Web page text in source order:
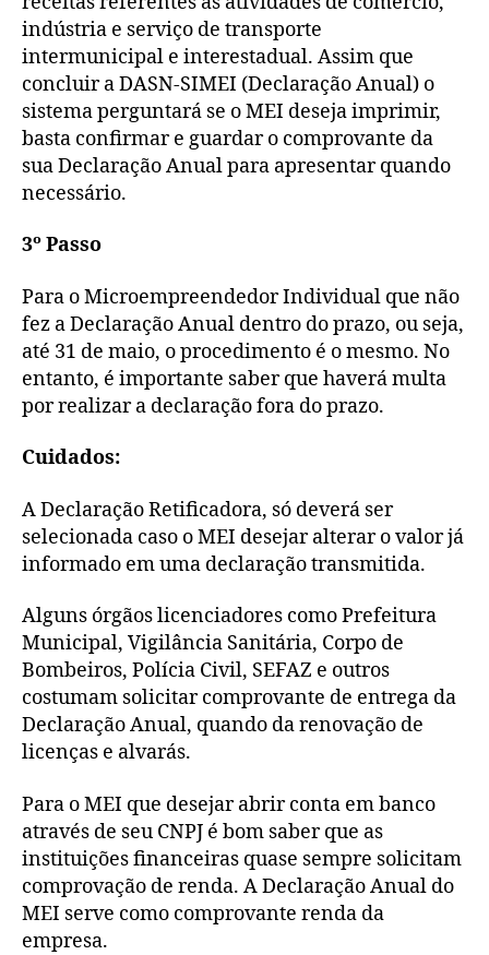
indústria e serviço de transporte
intermunicipal e interestadual. Assim que
concluir a DASN-SIMEI (Declaração Anual) o
sistema perguntará se o MEI deseja imprimir,
basta confirmar e guardar o comprovante da
sua Declaração Anual para apresentar quando
necessário.
3º Passo
Para o Microempreendedor Individual que não
fez a Declaração Anual dentro do prazo, ou seja,
até 31 de maio, o procedimento é o mesmo. No
entanto, é importante saber que haverá multa
por realizar a declaração fora do prazo.
Cuidados:
A Declaração Retificadora, só deverá ser
selecionada caso o MEI desejar alterar o valor já
informado em uma declaração transmitida.
Alguns órgãos licenciadores como Prefeitura
Municipal, Vigilância Sanitária, Corpo de
Bombeiros, Polícia Civil, SEFAZ e outros
costumam solicitar comprovante de entrega da
Declaração Anual, quando da renovação de
licenças e alvarás.
Para o MEI que desejar abrir conta em banco
através de seu CNPJ é bom saber que as
instituições financeiras quase sempre solicitam
comprovação de renda. A Declaração Anual do
MEI serve como comprovante renda da
empresa.